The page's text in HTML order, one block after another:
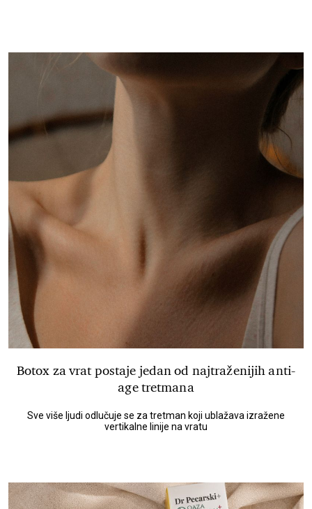
Botox za vrat postaje jedan od najtraženijih anti-
age tretmana
Sve više ljudi odlučuje se za tretman koji ublažava izražene
vertikalne linije na vratu